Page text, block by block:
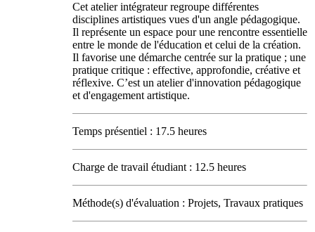
Cet atelier intégrateur regroupe différentes
disciplines artistiques vues d'un angle pédagogique.
Il représente un espace pour une rencontre essentielle
entre le monde de l'éducation et celui de la création.
Il favorise une démarche centrée sur la pratique ; une
pratique critique : effective, approfondie, créative et
réflexive. C’est un atelier d'innovation pédagogique
et d'engagement artistique.
Temps présentiel : 17.5 heures
Charge de travail étudiant : 12.5 heures
Méthode(s) d'évaluation : Projets, Travaux pratiques